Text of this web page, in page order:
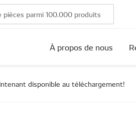
À propos de nous
disponible au téléchargement!